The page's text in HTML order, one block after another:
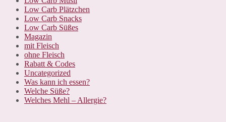
Low Carb Plätzchen
Low Carb Snacks
Low Carb Süßes
Magazin
mit Fleisch
ohne Fleisch
Rabatt & Codes
Uncategorized
Was kann ich essen?
Welche Süße?
Welches Mehl – Allergie?